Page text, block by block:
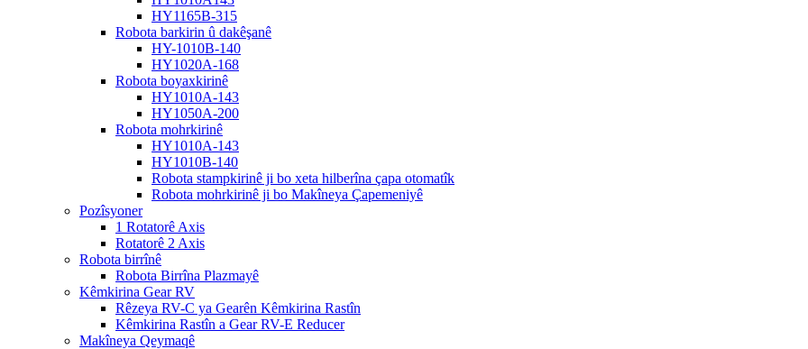
HY1165B-315
Robota barkirin û dakêşanê
HY-1010B-140
HY1020A-168
Robota boyaxkirinê
HY1010A-143
HY1050A-200
Robota mohrkirinê
HY1010A-143
HY1010B-140
Robota stampkirinê ji bo xeta hilberîna çapa otomatîk
Robota mohrkirinê ji bo Makîneya Çapemeniyê
Pozîsyoner
1 Rotatorê Axis
Rotatorê 2 Axis
Robota birrînê
Robota Birrîna Plazmayê
Kêmkirina Gear RV
Rêzeya RV-C ya Gearên Kêmkirina Rastîn
Kêmkirina Rastîn a Gear RV-E Reducer
Makîneya Qeymaqê